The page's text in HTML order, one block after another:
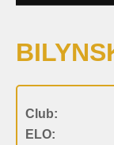
Club:
ELO: